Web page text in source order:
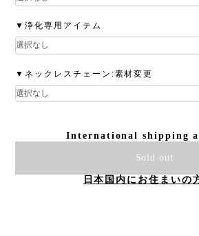
▼浄化専用アイテム
▼ネックレスチェーン:素材変更
International shipping
Sold out
日本国内にお住まいの